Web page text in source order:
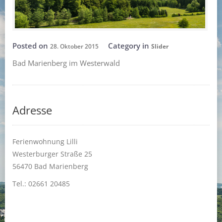
Posted on 28. Oktober 2015 Category in Slider
Bad Marienberg im Westerwald
Adresse
Ferienwohnung Lilli
Westerburger Straße 25
56470 Bad Marienberg
Tel.: 02661 20485